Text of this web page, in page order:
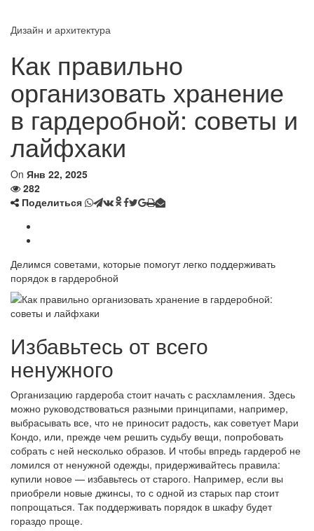
Дизайн и архитектура
Как правильно
организовать хранение
в гардеробной: советы и
лайфхаки
On Янв 22, 2025
282
Поделиться
Делимся советами, которые помогут легко поддерживать
порядок в гардеробной
Избавьтесь от всего
ненужного
Организацию гардероба стоит начать с расхламления. Здесь
можно руководствоваться разными принципами, например,
выбрасывать все, что не приносит радость, как советует Мари
Кондо, или, прежде чем решить судьбу вещи, попробовать
собрать с ней несколько образов. И чтобы впредь гардероб не
ломился от ненужной одежды, придерживайтесь правила:
купили новое — избавьтесь от старого. Например, если вы
приобрели новые джинсы, то с одной из старых пар стоит
попрощаться. Так поддерживать порядок в шкафу будет
гораздо проще.